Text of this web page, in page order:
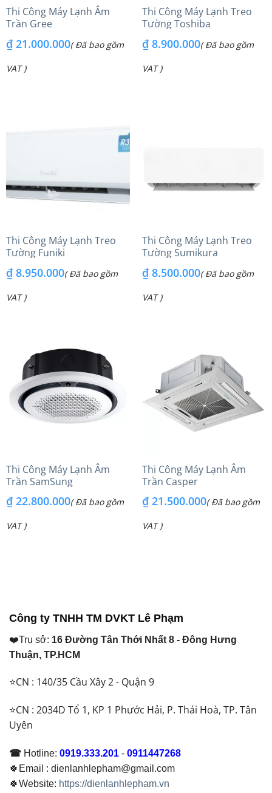
Thi Công Máy Lạnh Âm
Trần Gree
₫21.000.000( Đã bao gồm
VAT )
Thi Công Máy Lạnh Treo
Tường Toshiba
₫8.900.000( Đã bao gồm
VAT )
Thi Công Máy Lạnh Treo
Tường Funiki
₫8.950.000( Đã bao gồm
VAT )
Thi Công Máy Lạnh Treo
Tường Sumikura
₫8.500.000( Đã bao gồm
VAT )
Thi Công Máy Lạnh Âm
Trần SamSung
₫22.800.000( Đã bao gồm
VAT )
Thi Công Máy Lạnh Âm
Trần Casper
₫21.500.000( Đã bao gồm
VAT )
Công ty TNHH TM DVKT Lê Phạm
❤️Trụ sở: 16 Đường Tân Thới Nhất 8 - Đông Hưng
Thuận, TP.HCM
⭐CN : 140/35 Cầu Xây 2 - Quận 9
⭐CN : 2034D Tổ 1, KP 1 Phước Hải, P. Thái Hoà, TP. Tân
Uyên
☎ Hotline: 0919.333.201 - 0911447268
🍀Email : dienlanhlepham@gmail.com
🍀Website: https://dienlanhlepham.vn